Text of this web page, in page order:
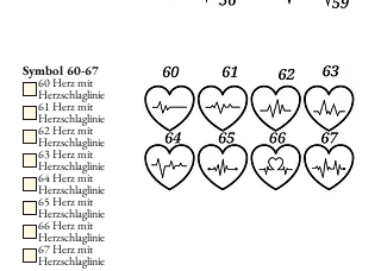
Symbol 60-67
60 Herz mit
Herzschlaglinie
61 Herz mit
Herzschlaglinie
62 Herz mit
Herzschlaglinie
63 Herz mit
Herzschlaglinie
64 Herz mit
Herzschlaglinie
65 Herz mit
Herzschlaglinie
66 Herz mit
Herzschlaglinie
67 Herz mit
Herzschlaglinie